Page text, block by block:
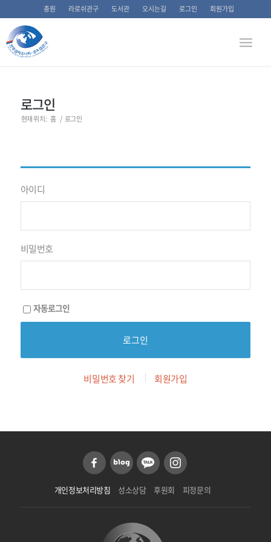
총원 라로쉬관구 도서관 오시는길 로그인 회원가입
로그인
현재 위치: 홈 / 로그인
아이디
비밀번호
자동로그인
비밀번호 찾기 회원가입
개인정보처리방침 성소상담 후원회 피정문의